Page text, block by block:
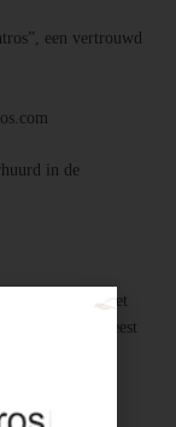
een vertrouwd
in de
met
Laat het feest